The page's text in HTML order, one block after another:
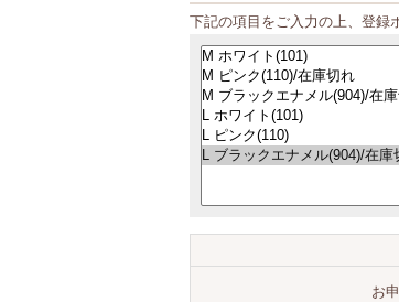
下記の項目をご入力の上、登録
お